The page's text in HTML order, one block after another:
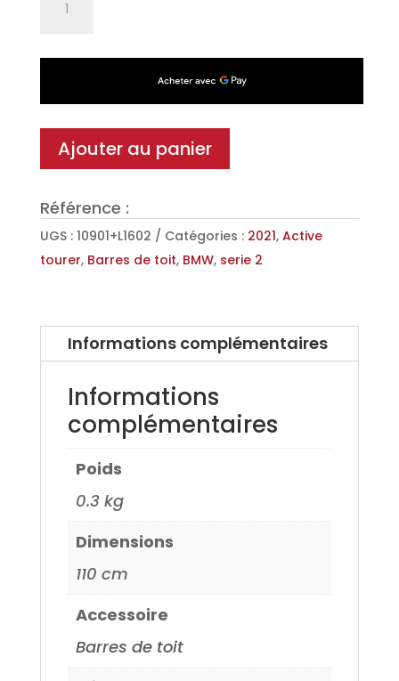
toit
en
Aluminium
pour
2
Active
sans
barres
longitudinale
Ajouter au panier
Référence :
UGS : 10901+L1602 Catégories : 2021, Active
tourer, Barres de toit, BMW, serie 2
Informations complémentaires
Informations
complémentaires
Poids
0.3 kg
Dimensions
110 cm
Accessoire
Barres de toit